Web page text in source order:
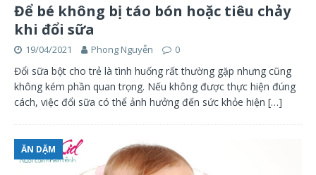
Để bé không bị táo bón hoặc tiêu chảy
khi đổi sữa
19/04/2021 Phong Nguyễn 0
Đổi sữa bột cho trẻ là tình huống rất thường gặp nhưng cũng
không kém phần quan trọng. Nếu không được thực hiện đúng
cách, việc đổi sữa có thể ảnh hưởng đến sức khỏe hiện […]
ĂN DẶM